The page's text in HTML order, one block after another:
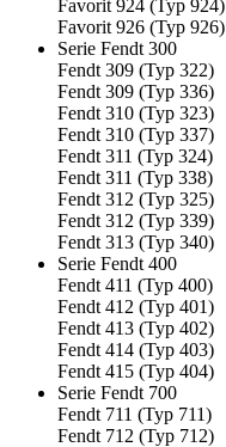
Favorit 924 (Typ 924)
Favorit 926 (Typ 926)
Serie Fendt 300
Fendt 309 (Typ 322)
Fendt 309 (Typ 336)
Fendt 310 (Typ 323)
Fendt 310 (Typ 337)
Fendt 311 (Typ 324)
Fendt 311 (Typ 338)
Fendt 312 (Typ 325)
Fendt 312 (Typ 339)
Fendt 313 (Typ 340)
Serie Fendt 400
Fendt 411 (Typ 400)
Fendt 412 (Typ 401)
Fendt 413 (Typ 402)
Fendt 414 (Typ 403)
Fendt 415 (Typ 404)
Serie Fendt 700
Fendt 711 (Typ 711)
Fendt 712 (Typ 712)